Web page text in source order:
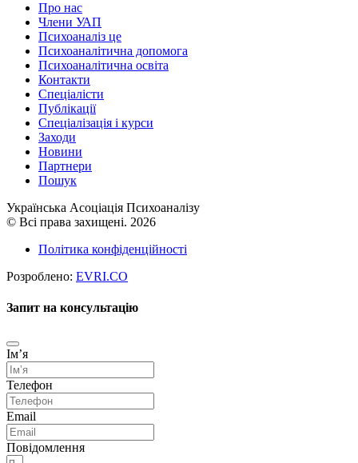
Про нас
Члени УАП
Психоаналіз це
Психоаналітична допомога
Психоаналітична освіта
Контакти
Спеціалісти
Публікації
Cпеціалізація і курси
Заходи
Новини
Партнери
Пошук
Українська Асоціація Психоаналізу
© Всі права захищені. 2026
Політика конфіденційності
Розроблено: EVRI.CO
Запит на консультацію
Імʼя
Телефон
Email
Повідомлення